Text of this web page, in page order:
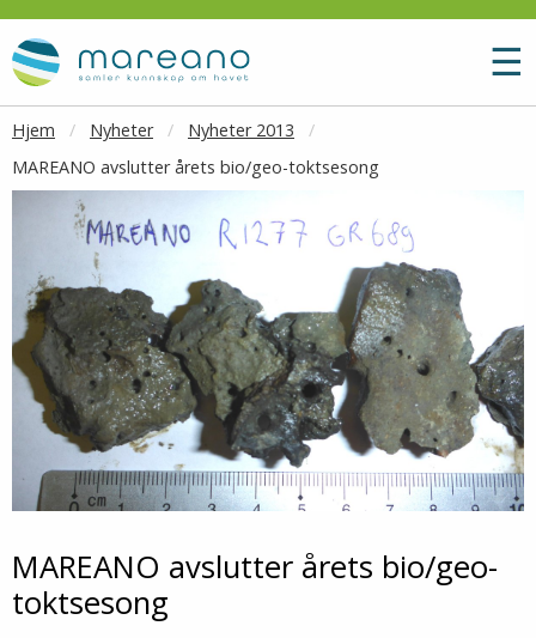
Gå til hovedinnhold
☰
Hjem Nyheter
Nyheter 2013
MAREANO avslutter årets bio/geo-toktsesong
MAREANO avslutter årets bio/geo-
toktsesong